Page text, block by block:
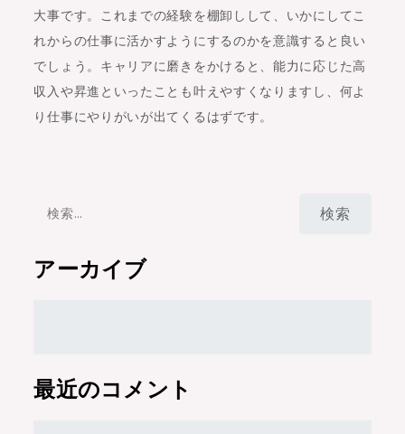
大事です。これまでの経験を棚卸しして、いかにしてこ
れからの仕事に活かすようにするのかを意識すると良い
でしょう。キャリアに磨きをかけると、能力に応じた高
収入や昇進といったことも叶えやすくなりますし、何よ
り仕事にやりがいが出てくるはずです。
アーカイブ
最近のコメント